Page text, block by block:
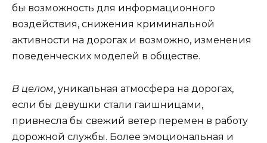
бы возможность для информационного
воздействия, снижения криминальной
активности на дорогах и возможно, изменения
поведенческих моделей в обществе.
В целом, уникальная атмосфера на дорогах,
если бы девушки стали гаишницами,
привнесла бы свежий ветер перемен в работу
дорожной службы. Более эмоциональная и